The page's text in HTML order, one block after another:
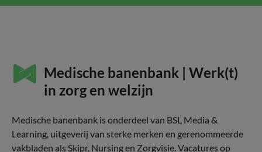
Medische banenbank | Werk(t)
in zorg en welzijn
Medische banenbank is onderdeel van BSL Media &
Learning, uitgeverij van sterke merken en gerenommeerde
vakbladen als Skipr, Nursing en Zorgvisie. Vacatures op